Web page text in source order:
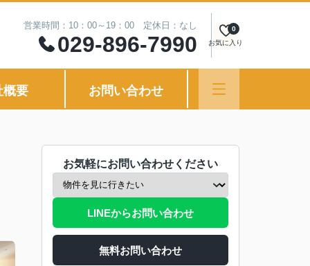
営業時間：10：00～19：00 定休日：なし
029-896-7990 お気に入り
0
概要 お問い合わせ
お気軽にお問い合わせください
LINEからお問い合わせ
無料お問い合わせ